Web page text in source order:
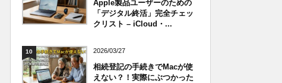
Apple製品ユーザーのための
「デジタル終活」完全チェッ
クリスト – iCloud・...
10 2026/03/27
相続登記の手続きでMacが使
えない？！実際にぶつかった